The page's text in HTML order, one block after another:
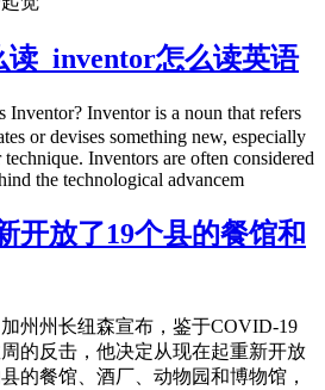
_inventor怎么读英语
Inventor is a noun that refers
or devises something new, especially
technique. Inventors are often considered
the technological advancem
开放了19个县的餐馆和
州州长纽森宣布，鉴于COVID-19
的反击，他决定从现在起重新开放
的餐馆、酒厂、动物园和博物馆，